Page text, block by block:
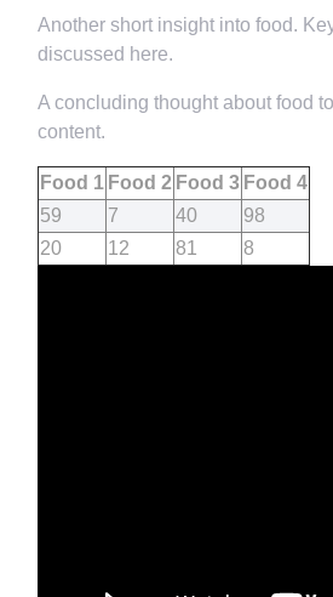
Another short insight into food.
discussed here.
A concluding thought about food
content.
Food 1 Food 2 Food 3 Food 4
59
7 40
98
20
12 81 8